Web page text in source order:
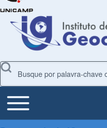
Search
Main Menu
Toggle main menu